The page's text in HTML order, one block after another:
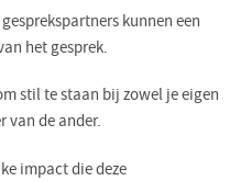
kunnen een
het gesprek.
stil te staan bij zowel je eigen
van de ander.
impact die deze